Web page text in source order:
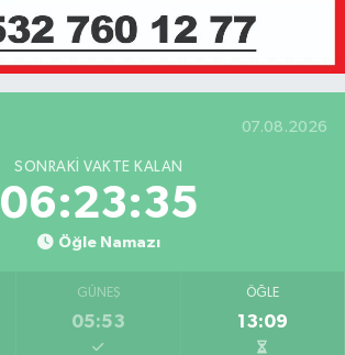
07.08.2026
SONRAKI VAKTE KALAN
06:23:35
Öğle Namazı
GÜNEŞ
05:53
ÖĞLE
13:09